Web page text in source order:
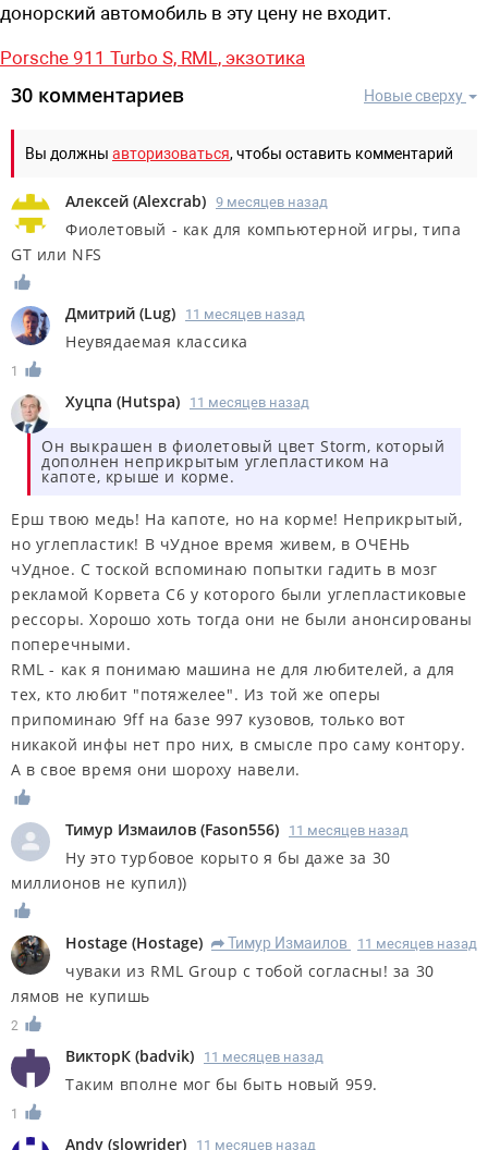
донорский автомобиль в эту цену не входит.
Porsche 911 Turbo S, RML, экзотика
Новые сверху
30 комментариев
Вы должны авторизоваться, чтобы оставить комментарий
Алексей (Alexcrab) 9 месяцев назад
Фиолетовый - как для компьютерной игры, типа
GT или NFS
Дмитрий (Lug) 11 месяцев назад
Неувядаемая классика
1
Хуцпа (Hutspa) 11 месяцев назад
Он выкрашен в фиолетовый цвет Storm, который
дополнен неприкрытым углепластиком на
капоте, крыше и корме.
Ерш твою медь! На капоте, но на корме! Неприкрытый,
но углепластик! В чУдное время живем, в ОЧЕНЬ
чУдное. С тоской вспоминаю попытки гадить в мозг
рекламой Корвета С6 у которого были углепластиковые
рессоры. Хорошо хоть тогда они не были анонсированы
поперечными.
RML - как я понимаю машина не для любителей, а для
тех, кто любит "потяжелее". Из той же оперы
припоминаю 9ff на базе 997 кузовов, только вот
никакой инфы нет про них, в смысле про саму контору.
А в свое время они шороху навели.
Тимур Измаилов (Fason556) 11 месяцев назад
Ну это турбовое корыто я бы даже за 30
миллионов не купил))
Hostage (Hostage) R Тимур Измаилов 11 месяцев назад
чуваки из RML Group с тобой согласны! за 30
лямов не купишь
2
ВикторК (badvik) 11 месяцев назад
Таким вполне мог бы быть новый 959.
1
Andy (slowrider) 11 месяцев назад